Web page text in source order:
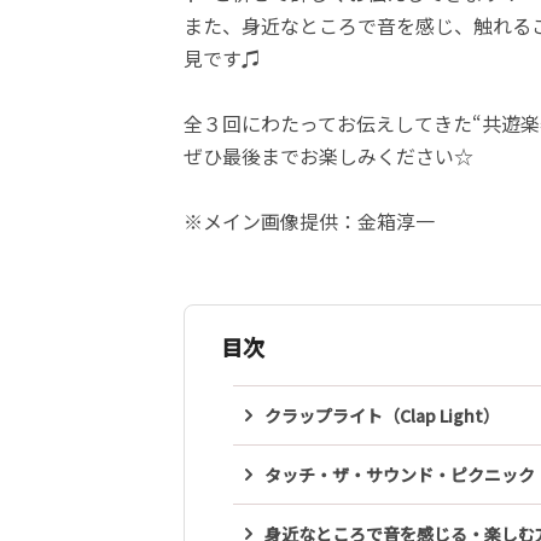
また、身近なところで音を感じ、触れ
見です♫
全３回にわたってお伝えしてきた“共遊
ぜひ最後までお楽しみください☆
※メイン画像提供：金箱淳一
目次
クラップライト（Clap Light）
タッチ・ザ・サウンド・ピクニッ
身近なところで音を感じる・楽し